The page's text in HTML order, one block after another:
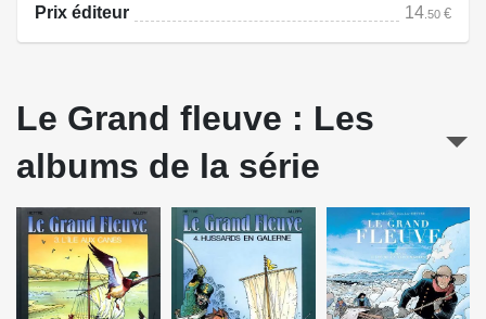
Prix éditeur 14.50 €
Le Grand fleuve : Les
albums de la série